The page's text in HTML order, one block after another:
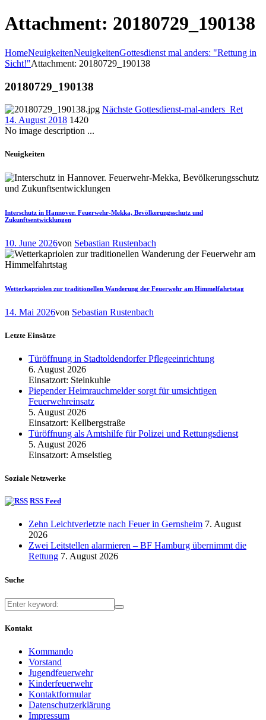
Attachment: 20180729_190138
HomeNeuigkeitenNeuigkeitenGottesdienst mal anders: "Rettung in
Sicht!"Attachment: 20180729_190138
20180729_190138
Nächste Gottesdienst-mal-anders_Ret
14. August 2018 1420
No image description ...
Neuigkeiten
Interschutz in Hannover. Feuerwehr-Mekka, Bevölkerungsschutz und
Zukunftsentwicklungen
10. June 2026von Sebastian Rustenbach
Wetterkapriolen zur traditionellen Wanderung der Feuerwehr am Himmelfahrtstag
14. Mai 2026von Sebastian Rustenbach
Letzte Einsätze
Türöffnung in Stadtoldendorfer Pflegeeinrichtung
6. August 2026
Einsatzort: Steinkuhle
Piepender Heimrauchmelder sorgt für umsichtigen
Feuerwehreinsatz
5. August 2026
Einsatzort: Kellbergstraße
Türöffnung als Amtshilfe für Polizei und Rettungsdienst
5. August 2026
Einsatzort: Amselstieg
Soziale Netzwerke
RSS Feed
Zehn Leichtverletzte nach Feuer in Gernsheim 7. August
2026
Zwei Leitstellen alarmieren – BF Hamburg übernimmt die
Rettung 7. August 2026
Suche
Kontakt
Kommando
Vorstand
Jugendfeuerwehr
Kinderfeuerwehr
Kontaktformular
Datenschutzerklärung
Impressum